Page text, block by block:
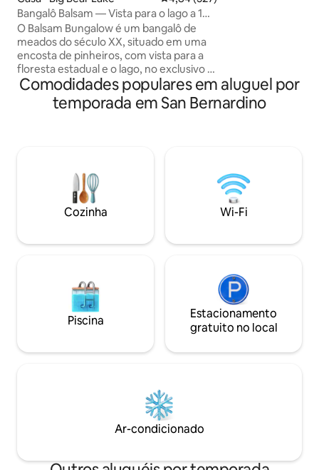
Bangalô Balsam — Vista para o lago a 1
minuto de esqui — Banheira de
hidromassagem
O Balsam Bungalow é um bangalô de
meados do século XX, situado em uma
encosta de pinheiros, com vista para a
floresta estadual e o lago, no exclusivo e
encantador bairro de Moonridge.
Caminhe/dirija até as pistas de Big Bear,
localizadas a 0,5 km de distância. Snow
pitoresca com janelas do teto ao chão.
Aproveite o quintal arborizado com deck
ao redor, fogueira, churrasqueira, área
para refeições e banheira de
limpa após cada hóspede.
Originalmente
nudistas. Sim, é
Comodidades populares em aluguel por
temporada em San Bernardino
Cozinha Wi-Fi
Piscina
Estacionamento
gratuito no local
Ar-condicionado